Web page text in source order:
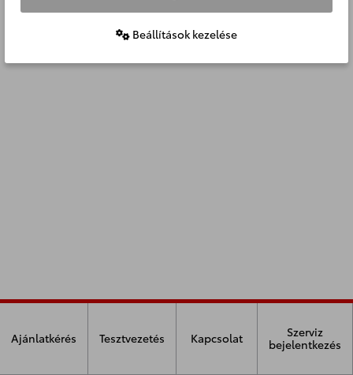
Ajánlatkérés Tesztvezetés Kapcsolat
Szerviz
bejelentkezés
Beállítások kezelése